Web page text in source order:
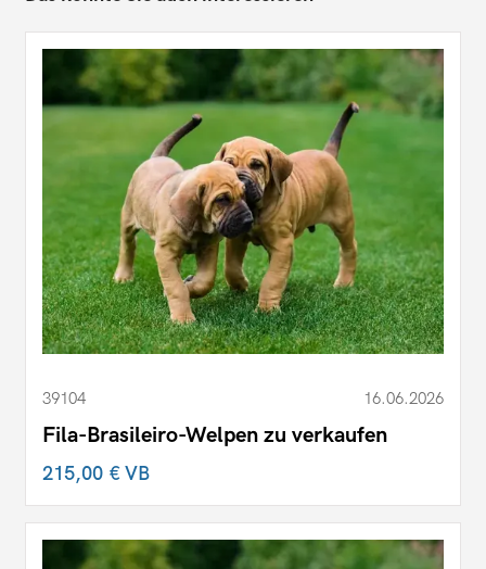
39104 16.06.2026
Fila-Brasileiro-Welpen zu verkaufen
215,00 €VB